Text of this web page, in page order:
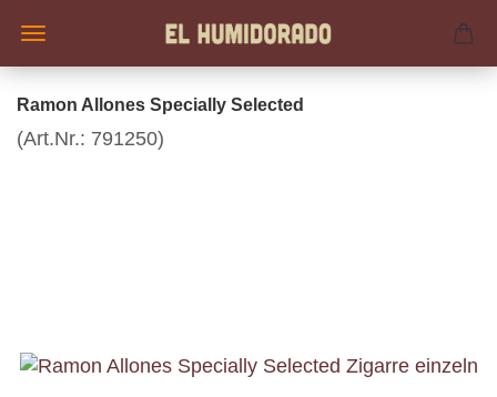
Ramon Allones Specially Selected
(Art.Nr.: 791250)